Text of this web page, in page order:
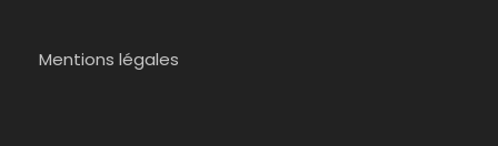
Mentions légales